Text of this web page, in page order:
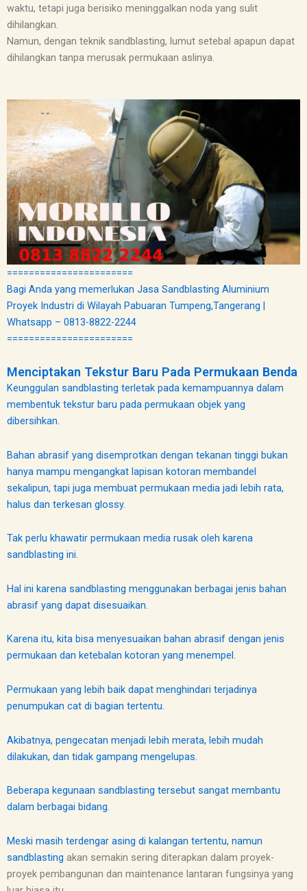
waktu, tetapi juga berisiko meninggalkan noda yang sulit
dihilangkan.
Namun, dengan teknik sandblasting, lumut setebal apapun dapat
dihilangkan tanpa merusak permukaan aslinya.
=======================
Bagi Anda yang memerlukan Jasa Sandblasting Aluminium
Proyek Industri di Wilayah Pabuaran Tumpeng,Tangerang |
Whatsapp – 0813-8822-2244
=======================
Menciptakan Tekstur Baru Pada Permukaan Benda
Keunggulan sandblasting terletak pada kemampuannya dalam
membentuk tekstur baru pada permukaan objek yang
dibersihkan.
Bahan abrasif yang disemprotkan dengan tekanan tinggi bukan
hanya mampu mengangkat lapisan kotoran membandel
sekalipun, tapi juga membuat permukaan media jadi lebih rata,
halus dan terkesan glossy.
Tak perlu khawatir permukaan media rusak oleh karena
sandblasting ini.
Hal ini karena sandblasting menggunakan berbagai jenis bahan
abrasif yang dapat disesuaikan.
Karena itu, kita bisa menyesuaikan bahan abrasif dengan jenis
permukaan dan ketebalan kotoran yang menempel.
Permukaan yang lebih baik dapat menghindari terjadinya
penumpukan cat di bagian tertentu.
Akibatnya, pengecatan menjadi lebih merata, lebih mudah
dilakukan, dan tidak gampang mengelupas.
Beberapa kegunaan sandblasting tersebut sangat membantu
dalam berbagai bidang.
Meski masih terdengar asing di kalangan tertentu, namun
sandblasting akan semakin sering diterapkan dalam proyek-
proyek pembangunan dan maintenance lantaran fungsinya yang